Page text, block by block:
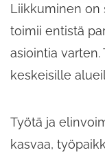
Liikkuminen on
toimii entistä
asiointia
keskeisille
Työtä ja
kasvaa,